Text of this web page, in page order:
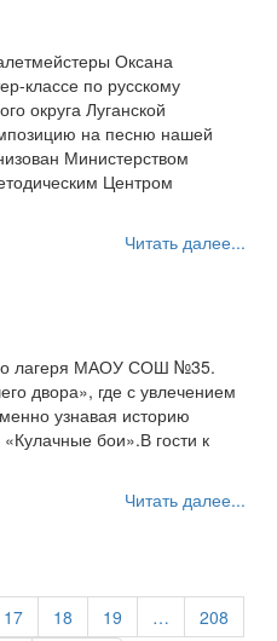
Оксана
классе по русскому
округа Луганской
на песню нашей
Министерством
Центром
Читать далее...
лагеря МАОУ СОШ №35.
двора», где с увлечением
узнавая историю
бои».⁣В гости к
Читать далее...
17 18 19 … 208